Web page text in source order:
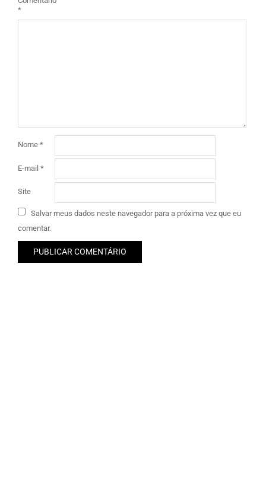
*
Nome *
E-mail *
Site
Salvar meus dados neste navegador para a próxima vez que eu
comentar.